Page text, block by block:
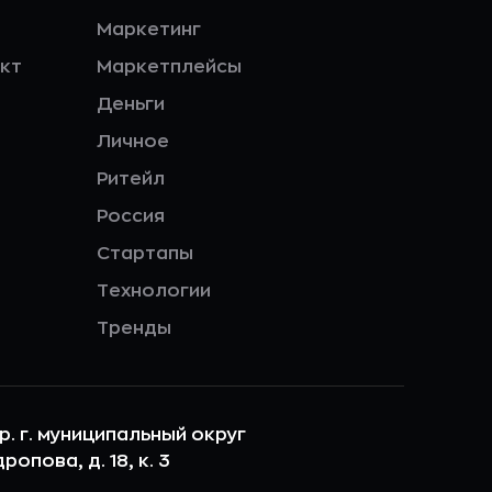
Маркетинг
Маркетплейсы
Деньги
Личное
Ритейл
Россия
Стартапы
Технологии
Тренды
г. муниципальный округ
д. 18, к. 3